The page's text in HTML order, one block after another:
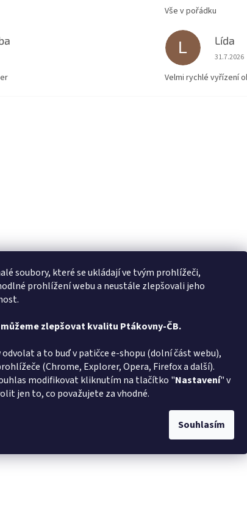
soubory, které se ukládají ve tvým prohlížeči,
prohlížení webu a neustále zlepšovali jeho
zlepšovat kvalitu Ptákovny-ČB.
a to buď v patičce e-shopu (dolní část webu),
(Chrome, Explorer, Opera, Firefox a další).
modifikovat kliknutím na tlačítko "Nastavení" v
jen to, co považujete za vhodné.
Souhlasím
Vše v pořádku
je 5 z 5 hvězdiček. L Lída
31.7.2026
Velmi rychlé vyřízení